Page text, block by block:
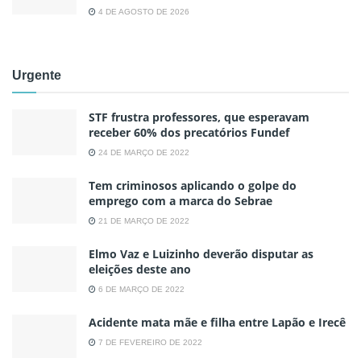
4 DE AGOSTO DE 2026
Urgente
STF frustra professores, que esperavam
receber 60% dos precatórios Fundef
24 DE MARÇO DE 2022
Tem criminosos aplicando o golpe do
emprego com a marca do Sebrae
21 DE MARÇO DE 2022
Elmo Vaz e Luizinho deverão disputar as
eleições deste ano
6 DE MARÇO DE 2022
Acidente mata mãe e filha entre Lapão e Irecê
7 DE FEVEREIRO DE 2022